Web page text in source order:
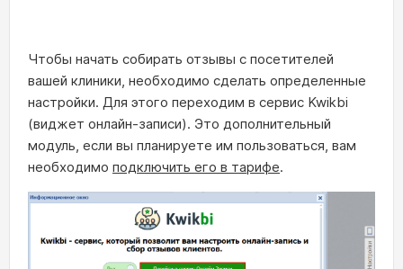
Чтобы начать собирать отзывы с посетителей
вашей клиники, необходимо сделать определенные
настройки. Для этого переходим в сервис Kwikbi
(виджет онлайн-записи). Это дополнительный
модуль, если вы планируете им пользоваться, вам
необходимо подключить его в тарифе.